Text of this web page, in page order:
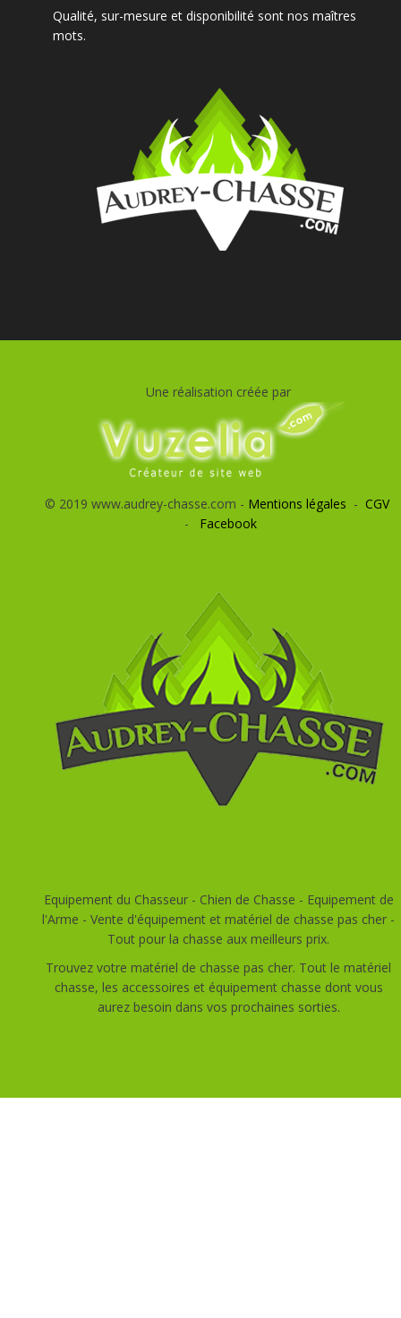
Qualité, sur-mesure et disponibilité sont nos maîtres
mots.
Une réalisation créée par
© 2019 www.audrey-chasse.com - Mentions légales - CGV
- Facebook
Equipement du Chasseur - Chien de Chasse - Equipement de
l'Arme - Vente d'équipement et matériel de chasse pas cher -
Tout pour la chasse aux meilleurs prix.
Trouvez votre matériel de chasse pas cher. Tout le matériel
chasse, les accessoires et équipement chasse dont vous
aurez besoin dans vos prochaines sorties.